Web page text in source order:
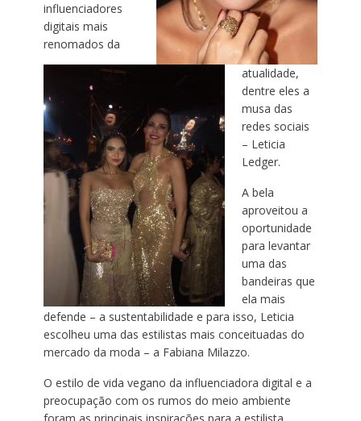
influenciadores
digitais mais
renomados da
atualidade,
dentre eles a
musa das
redes sociais
– Leticia
Ledger.
A bela
aproveitou a
oportunidade
para levantar
uma das
bandeiras que
ela mais
defende – a sustentabilidade e para isso, Leticia
escolheu uma das estilistas mais conceituadas do
mercado da moda – a Fabiana Milazzo.
O estilo de vida vegano da influenciadora digital e a
preocupação com os rumos do meio ambiente